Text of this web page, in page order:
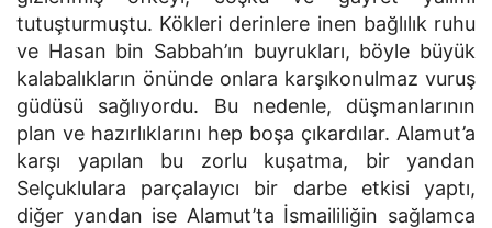
tutuşturmuştu. Kökleri derinlere inen bağlılık ruhu
ve Hasan bin Sabbah’ın buyrukları, böyle büyük
kalabalıkların önünde onlara karşıkonulmaz vuruş
güdüsü sağlıyordu. Bu nedenle, düşmanlarının
plan ve hazırlıklarını hep boşa çıkardılar. Alamut’a
karşı yapılan bu zorlu kuşatma, bir yandan
Selçuklulara parçalayıcı bir darbe etkisi yaptı,
diğer yandan ise Alamut’ta İsmaililiğin sağlamca